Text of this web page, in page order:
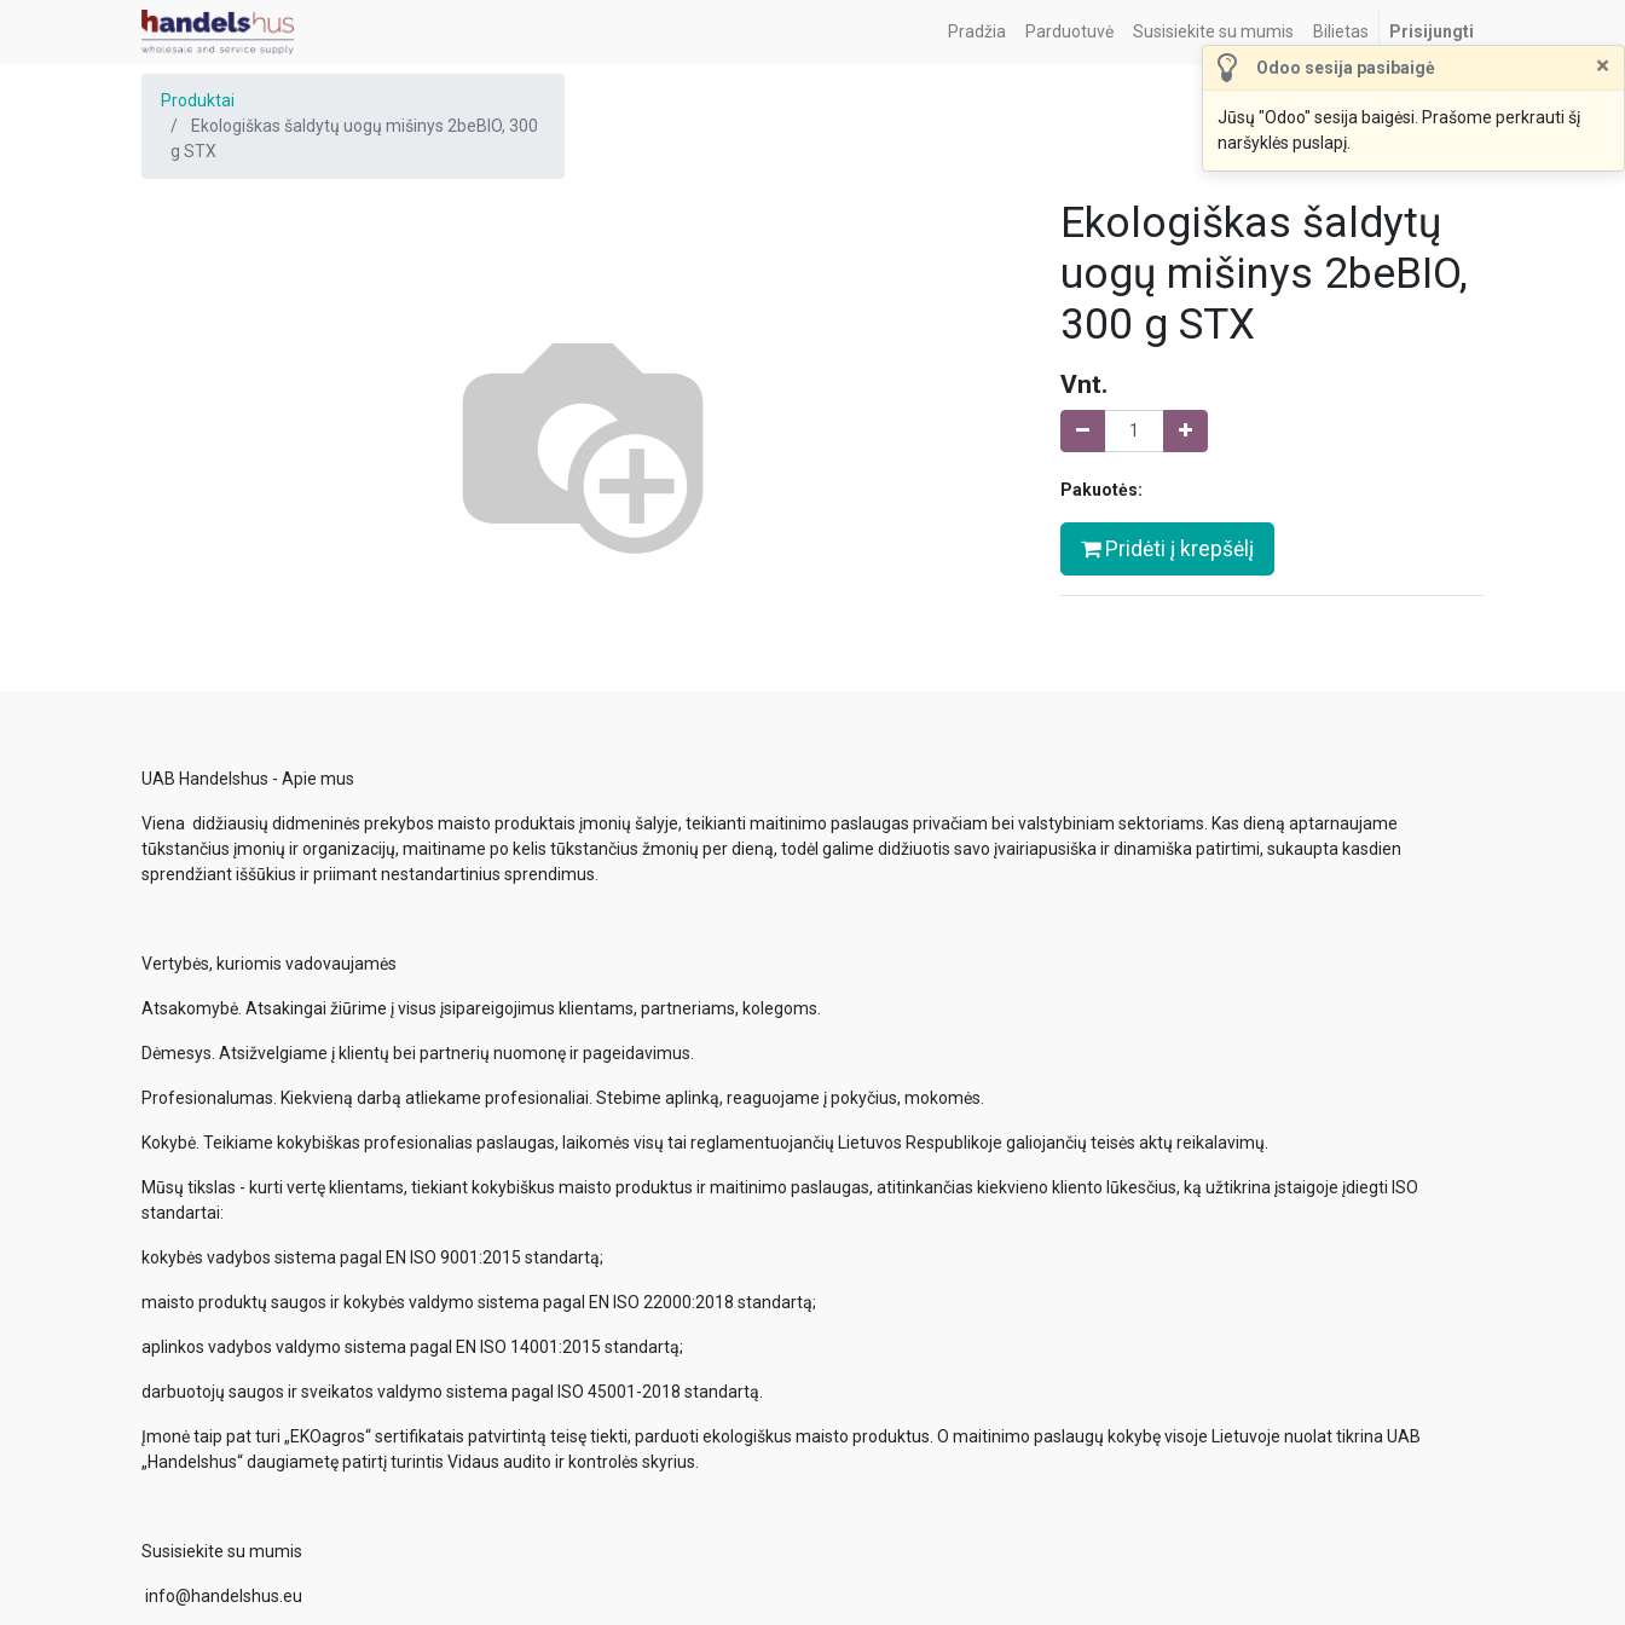
Odoo sesija pasibaigė ×
Jūsų "Odoo" sesija baigėsi. Prašome perkrauti šį
naršyklės puslapį.
Pradžia Parduotuvė Susisiekite su mumis Bilietas Prisijungti
Produktai
Ekologiškas šaldytų uogų mišinys 2beBIO, 300
g STX
Ekologiškas šaldytų
uogų mišinys 2beBIO,
300 g STX
Vnt.
Pakuotės:
Pridėti į krepšėlį
UAB Handelshus - Apie mus
Viena didžiausių didmeninės prekybos maisto produktais įmonių šalyje, teikianti maitinimo paslaugas privačiam bei valstybiniam sektoriams. Kas dieną aptarnaujame
tūkstančius įmonių ir organizacijų, maitiname po kelis tūkstančius žmonių per dieną, todėl galime didžiuotis savo įvairiapusiška ir dinamiška patirtimi, sukaupta kasdien
sprendžiant iššūkius ir priimant nestandartinius sprendimus.
Vertybės, kuriomis vadovaujamės
Atsakomybė. Atsakingai žiūrime į visus įsipareigojimus klientams, partneriams, kolegoms.
Dėmesys. Atsižvelgiame į klientų bei partnerių nuomonę ir pageidavimus.
Profesionalumas. Kiekvieną darbą atliekame profesionaliai. Stebime aplinką, reaguojame į pokyčius, mokomės.
Kokybė. Teikiame kokybiškas profesionalias paslaugas, laikomės visų tai reglamentuojančių Lietuvos Respublikoje galiojančių teisės aktų reikalavimų.
Mūsų tikslas - kurti vertę klientams, tiekiant kokybiškus maisto produktus ir maitinimo paslaugas, atitinkančias kiekvieno kliento lūkesčius, ką užtikrina įstaigoje įdiegti ISO
standartai:
kokybės vadybos sistema pagal EN ISO 9001:2015 standartą;
maisto produktų saugos ir kokybės valdymo sistema pagal EN ISO 22000:2018 standartą;
aplinkos vadybos valdymo sistema pagal EN ISO 14001:2015 standartą;
darbuotojų saugos ir sveikatos valdymo sistema pagal ISO 45001-2018 standartą.
Įmonė taip pat turi „EKOagros“ sertifikatais patvirtintą teisę tiekti, parduoti ekologiškus maisto produktus. O maitinimo paslaugų kokybę visoje Lietuvoje nuolat tikrina UAB
„Handelshus“ daugiametę patirtį turintis Vidaus audito ir kontrolės skyrius.
Susisiekite su mumis
info@handelshus.eu